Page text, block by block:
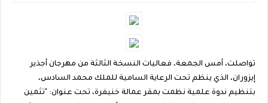
تواصلت، أمس الجمعة، فعاليات النسخة الثالثة من مهرجان أجذير
إيزوران، الذي ينظم تحت الرعاية السامية للملك محمد السادس،
بتنظيم ندوة علمية نظمت بمقر عمالة خنيفرة، تحت عنوان: "تثمين